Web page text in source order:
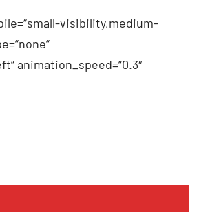
visibility,medium-
animation_speed=“0.3″